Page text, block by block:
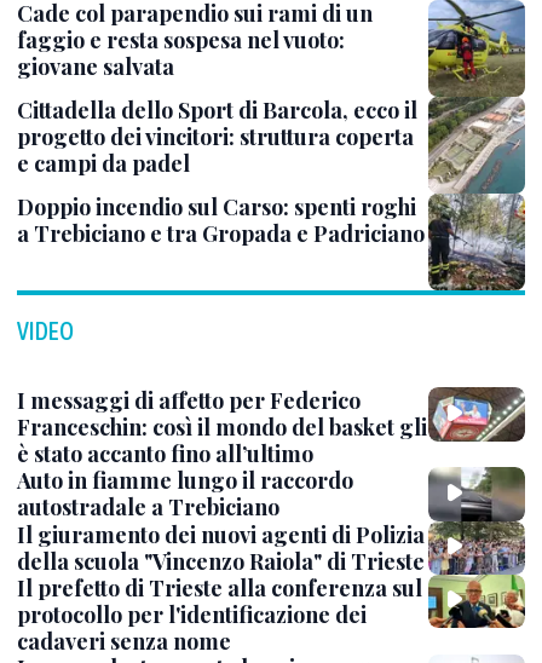
Cade col parapendio sui rami di un
faggio e resta sospesa nel vuoto:
giovane salvata
Cittadella dello Sport di Barcola, ecco il
progetto dei vincitori: struttura coperta
e campi da padel
Doppio incendio sul Carso: spenti roghi
a Trebiciano e tra Gropada e Padriciano
VIDEO
I messaggi di affetto per Federico
Franceschin: così il mondo del basket gli
è stato accanto fino all’ultimo
Auto in fiamme lungo il raccordo
autostradale a Trebiciano
Il giuramento dei nuovi agenti di Polizia
della scuola "Vincenzo Raiola" di Trieste
Il prefetto di Trieste alla conferenza sul
protocollo per l'identificazione dei
cadaveri senza nome